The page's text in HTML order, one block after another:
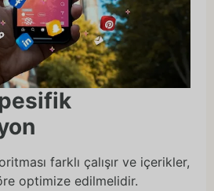
farklı çalışır ve içerikler,
optimize edilmelidir.